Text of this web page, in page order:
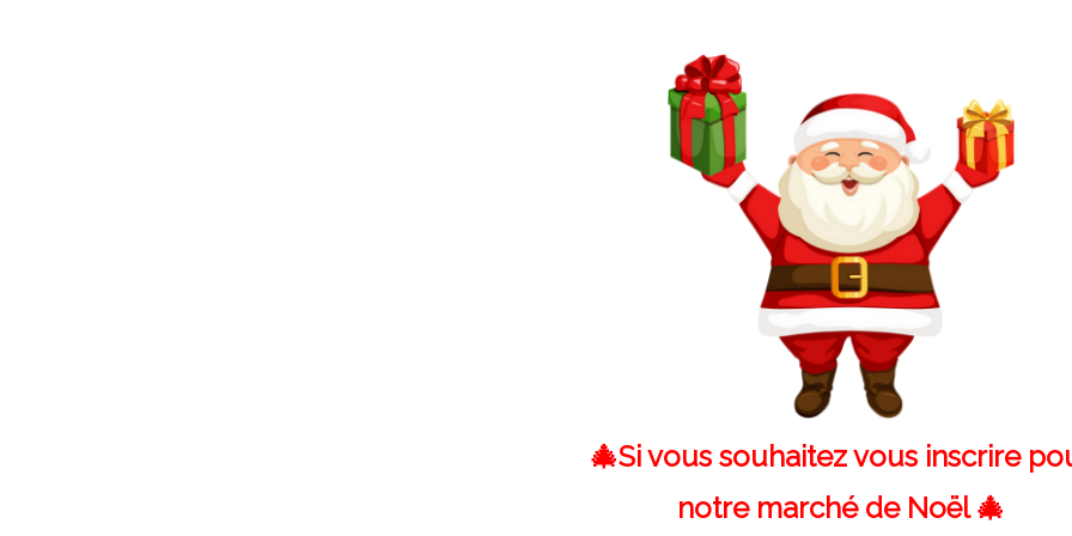
🎄Si vous souhaitez vous inscrire
notre marché de Noël 🎄